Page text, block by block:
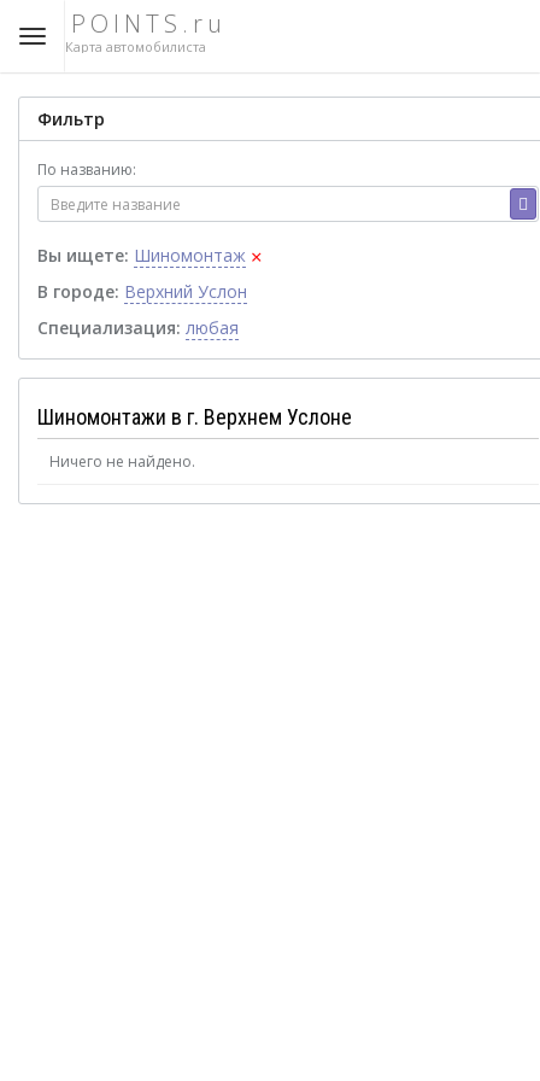
POINTS.ru
Карта автомобилиста
Фильтр
По названию:
Вы ищете: Шиномонтаж ×
В городе: Верхний Услон
Специализация: любая
Шиномонтажи в г. Верхнем Услоне
Ничего не найдено.